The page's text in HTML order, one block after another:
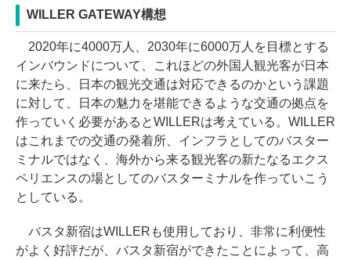
WILLER GATEWAY構想
2020年に4000万人、2030年に6000万人を目標とする
インバウンドについて、これほどの外国人観光客が日本
に来たら、日本の観光交通は対応できるのかという課題
に対して、日本の魅力を堪能できるような交通の拠点を
作っていく必要があるとWILLERは考えている。WILLER
はこれまでの交通の発着所、インフラとしてのバスター
ミナルではなく、海外から来る観光客の新たなるエクス
ペリエンスの場としてのバスターミナルを作っていこう
としている。
バスタ新宿はWILLERも使用しており、非常に利便性
がよく好評だが、バスタ新宿ができたことによって、高